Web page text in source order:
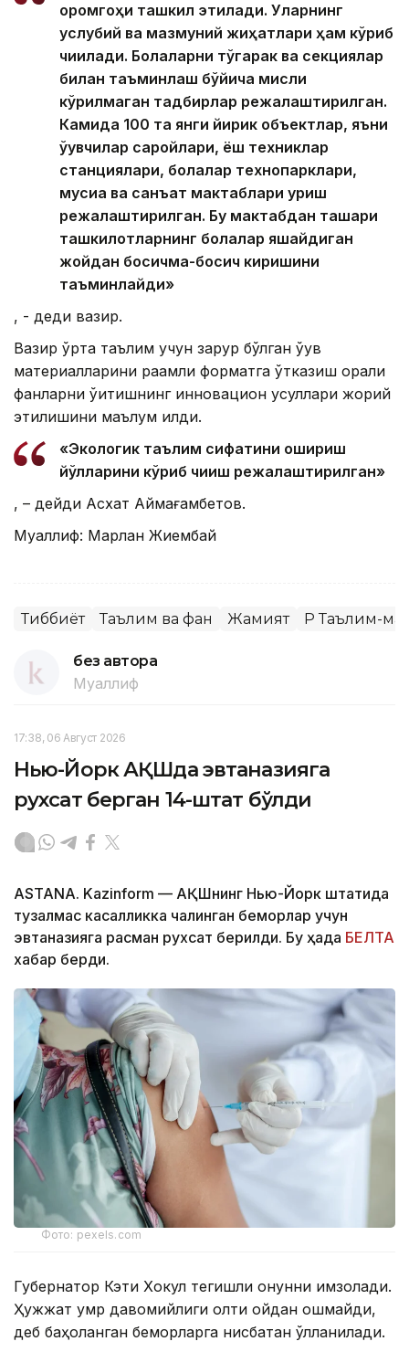
оромгоҳи ташкил этилади. Уларнинг
услубий ва мазмуний жиҳатлари ҳам кўриб
чиқилади. Болаларни тўгарак ва секциялар
билан таъминлаш бўйича мисли
кўрилмаган тадбирлар режалаштирилган.
Камида 100 та янги йирик объектлар, яъни
ўқувчилар саройлари, ёш техниклар
станциялари, болалар технопарклари,
мусиқа ва санъат мактаблари қуриш
режалаштирилган. Бу мактабдан ташқари
ташкилотларнинг болалар яшайдиган
жойдан босқичма-босқич киришини
таъминлайди»
, - деди вазир.
Вазир ўрта таълим учун зарур бўлган ўқув
материалларини рақамли форматга ўтказиш орқали
фанларни ўқитишнинг инновацион усуллари жорий
этилишини маълум қилди.
«Экологик таълим сифатини ошириш
йўлларини кўриб чиқиш режалаштирилган»
, – дейди Асхат Аймағамбетов.
Муаллиф: Марлан Жиембай
Тиббиёт Таълим ва фан Жамият ҚР Таълим-
без автора
Муаллиф
17:38, 06 Август 2026
Нью-Йорк АҚШда эвтаназияга
рухсат берган 14-штат бўлди
ASTANA. Kazinform — АҚШнинг Нью-Йорк штатида
тузалмас касалликка чалинган беморлар учун
эвтаназияга расман рухсат берилди. Бу ҳақда БЕЛТА
хабар берди.
Фото: pexels.com
Губернатор Кэти Хокул тегишли қонунни имзолади.
Ҳужжат умр давомийлиги олти ойдан ошмайди,
деб баҳоланган беморларга нисбатан қўлланилади.